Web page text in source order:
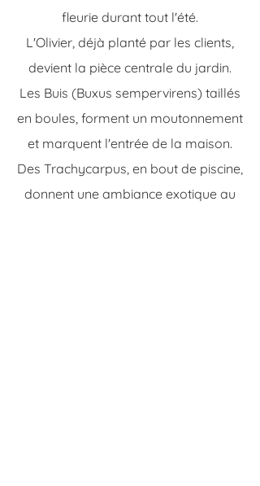
fleurie durant tout l'été.
L'Olivier, déjà planté par les clients,
devient la pièce centrale du jardin.
Les Buis (Buxus sempervirens) taillés
en boules, forment un moutonnement
et marquent l'entrée de la maison.
Des Trachycarpus, en bout de piscine,
donnent une ambiance exotique au